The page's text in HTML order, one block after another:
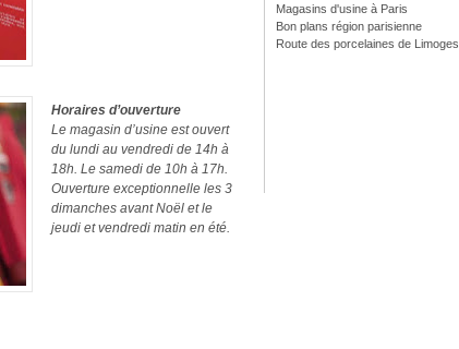
Horaires d’ouverture
Le magasin d’usine est ouvert
du lundi au vendredi de 14h à
18h. Le samedi de 10h à 17h.
Ouverture exceptionnelle les 3
dimanches avant Noël et le
jeudi et vendredi matin en été.
Magasins d'usine à Paris
Bon plans région parisienne
Route des porcelaines de Limoges